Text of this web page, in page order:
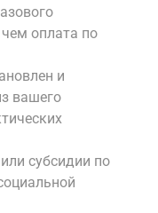
чем оплата по
и
вашего
субсидии по